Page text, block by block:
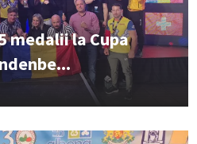
medalii la Cupa